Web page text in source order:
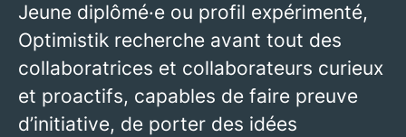
Jeune diplômé·e ou profil expérimenté,
Optimistik recherche avant tout des
collaboratrices et collaborateurs curieux
et proactifs, capables de faire preuve
d’initiative, de porter des idées